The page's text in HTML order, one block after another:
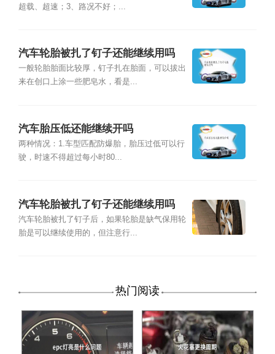
超载、超速；3、路况不好；...
汽车轮胎被扎了钉子还能继续用吗
一般轮胎胎面比较厚，钉子扎在胎面，可以拔出
来在创口上涂一些肥皂水，看是...
汽车胎压低还能继续开吗
两种情况：1.车型匹配防爆胎，胎压过低可以行
驶，时速不得超过每小时80...
汽车轮胎被扎了钉子还能继续用吗
汽车轮胎被扎了钉子后，如果轮胎是缺气保用轮
胎是可以继续使用的，但注意行...
热门阅读